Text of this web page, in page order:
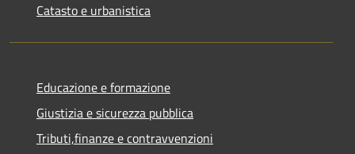
Catasto e urbanistica
Educazione e formazione
Giustizia e sicurezza pubblica
Tributi,finanze e contravvenzioni